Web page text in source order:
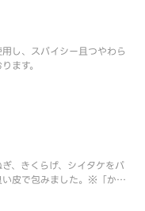
し、スパイシー且つやわら
ます。
、きくらげ、シイタケをパ
い皮で包みました。※「から